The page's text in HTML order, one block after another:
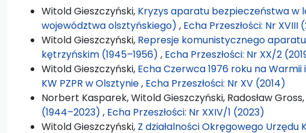
Witold Gieszczyński, Kryzys aparatu bezpieczeństwa w
województwa olsztyńskiego) , Echa Przeszłości: Nr XVIII
Witold Gieszczyński, Represje komunistycznego
kętrzyńskim (1945–1956) , Echa Przeszłości: Nr XX/2
Witold Gieszczyński, Echa Czerwca 1976 roku na
KW PZPR w Olsztynie, Echa Przeszłości: Nr XV (2014)
Norbert Kasparek, Witold Gieszczyński, Radosław Gross,
(1944–2023) , Echa Przeszłości: Nr XXIV/1 (2023)
Witold Gieszczyński, Z działalności Okręgowego Urzędu